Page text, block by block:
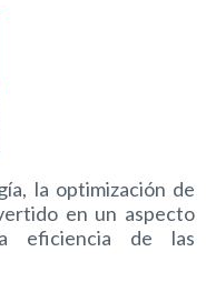
la optimización de
en un aspecto
eficiencia de las